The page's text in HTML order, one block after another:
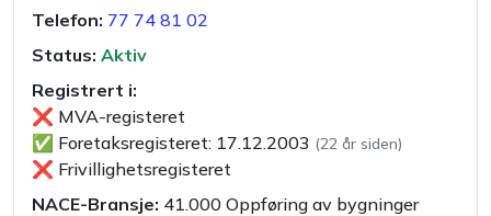
Telefon: 77 74 81 02
Status: Aktiv
Registrert i:
❌ MVA-registeret
✅ Foretaksregisteret: 17.12.2003 (22 år siden)
❌ Frivillighetsregisteret
NACE-Bransje: 41.000 Oppføring av bygninger